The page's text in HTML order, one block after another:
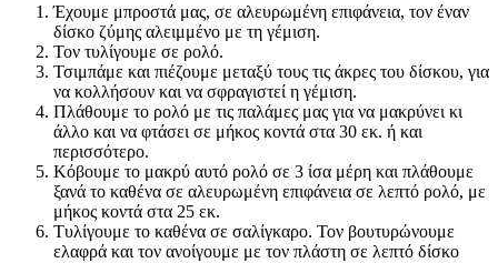
Έχουμε μπροστά μας, σε αλευρωμένη επιφάνεια, τον έναν
δίσκο ζύμης αλειμμένο με τη γέμιση.
Τον τυλίγουμε σε ρολό.
Τσιμπάμε και πιέζουμε μεταξύ τους τις άκρες του δίσκου, για
να κολλήσουν και να σφραγιστεί η γέμιση.
Πλάθουμε το ρολό με τις παλάμες μας για να μακρύνει κι
άλλο και να φτάσει σε μήκος κοντά στα 30 εκ. ή και
περισσότερο.
Κόβουμε το μακρύ αυτό ρολό σε 3 ίσα μέρη και πλάθουμε
ξανά το καθένα σε αλευρωμένη επιφάνεια σε λεπτό ρολό, με
μήκος κοντά στα 25 εκ.
Τυλίγουμε το καθένα σε σαλίγκαρο. Τον βουτυρώνουμε
ελαφρά και τον ανοίγουμε με τον πλάστη σε λεπτό δίσκο